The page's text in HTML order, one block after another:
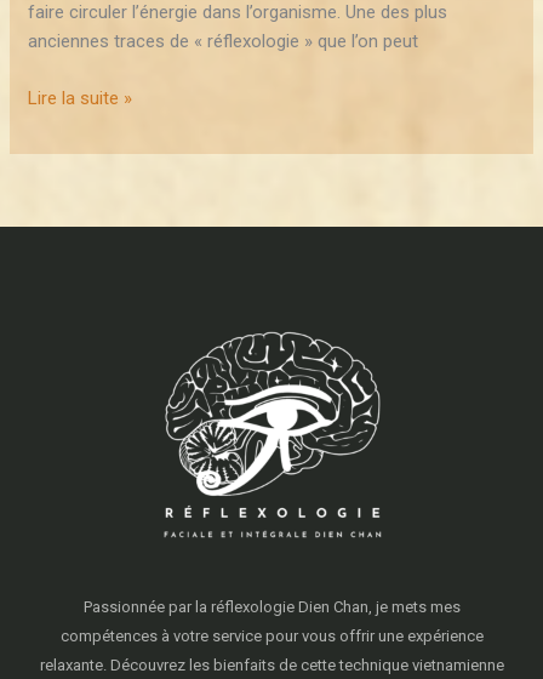
faire circuler l’énergie dans l’organisme. Une des plus
anciennes traces de « réflexologie » que l’on peut
Lire la suite »
Passionnée par la réflexologie Dien Chan, je mets mes
compétences à votre service pour vous offrir une expérience
relaxante. Découvrez les bienfaits de cette technique vietnamienne